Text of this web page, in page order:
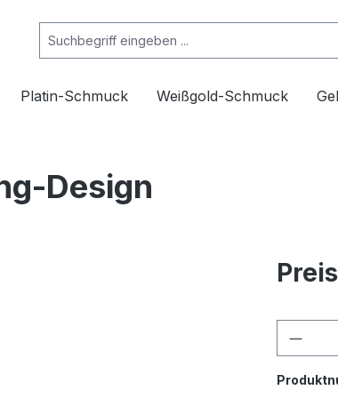
Platin-Schmuck Weißgold-Schmuck
Design